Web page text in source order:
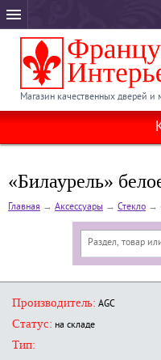
Магазин качественных дверей и
«Билаурель»
Главная → Аксессуары → Стекло →
Производитель: AGC
Статус: на складе
Тип: